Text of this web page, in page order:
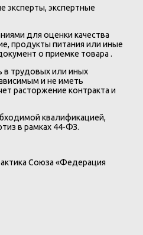
эксперты, экспертные
для оценки качества
продукты питания или иные
о приемке товара .
в трудовых или иных
и не иметь
расторжение контракта и
квалификацией,
в рамках 44-ФЗ.
Союза «Федерация